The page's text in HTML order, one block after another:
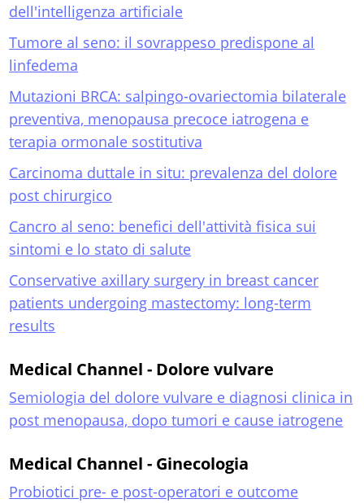
dell'intelligenza artificiale
Tumore al seno: il sovrappeso predispone al
linfedema
Mutazioni BRCA: salpingo-ovariectomia bilaterale
preventiva, menopausa precoce iatrogena e
terapia ormonale sostitutiva
Carcinoma duttale in situ: prevalenza del dolore
post chirurgico
Cancro al seno: benefici dell'attività fisica sui
sintomi e lo stato di salute
Conservative axillary surgery in breast cancer
patients undergoing mastectomy: long-term
results
Medical Channel - Dolore vulvare
Semiologia del dolore vulvare e diagnosi clinica in
post menopausa, dopo tumori e cause iatrogene
Medical Channel - Ginecologia
Probiotici pre- e post-operatori e outcome